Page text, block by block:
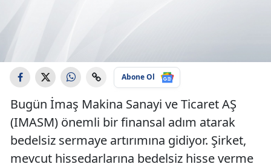
Abone Ol
Bugün İmaş Makina Sanayi ve Ticaret AŞ
(IMASM) önemli bir finansal adım atarak
bedelsiz sermaye artırımına gidiyor. Şirket,
mevcut hissedarlarına bedelsiz hisse verme